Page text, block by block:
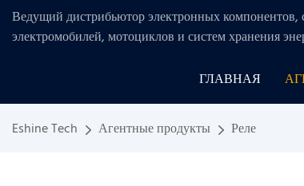
Ведущий дистрибьютор электронных
электромобилей, мотоциклов и систем хранения
ГЛАВНАЯ
Eshine Tech Агентные продукты Реле